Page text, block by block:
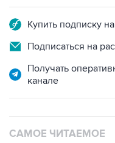
Купить подписку
Подписаться на
Получать
канале
САМОЕ ЧИТАЕМОЕ